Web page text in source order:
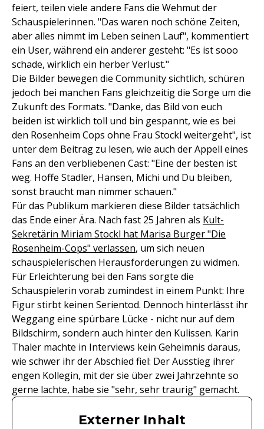
feiert, teilen viele andere Fans die Wehmut der
Schauspielerinnen. "Das waren noch schöne Zeiten,
aber alles nimmt im Leben seinen Lauf", kommentiert
ein User, während ein anderer gesteht: "Es ist sooo
schade, wirklich ein herber Verlust."
Die Bilder bewegen die Community sichtlich, schüren
jedoch bei manchen Fans gleichzeitig die Sorge um die
Zukunft des Formats. "Danke, das Bild von euch
beiden ist wirklich toll und bin gespannt, wie es bei
den Rosenheim Cops ohne Frau Stockl weitergeht", ist
unter dem Beitrag zu lesen, wie auch der Appell eines
Fans an den verbliebenen Cast: "Eine der besten ist
weg. Hoffe Stadler, Hansen, Michi und Du bleiben,
sonst braucht man nimmer schauen."
Für das Publikum markieren diese Bilder tatsächlich
das Ende einer Ära. Nach fast 25 Jahren als Kult-
Sekretärin Miriam Stockl hat Marisa Burger "Die
Rosenheim-Cops" verlassen, um sich neuen
schauspielerischen Herausforderungen zu widmen.
Für Erleichterung bei den Fans sorgte die
Schauspielerin vorab zumindest in einem Punkt: Ihre
Figur stirbt keinen Serientod. Dennoch hinterlässt ihr
Weggang eine spürbare Lücke - nicht nur auf dem
Bildschirm, sondern auch hinter den Kulissen. Karin
Thaler machte in Interviews kein Geheimnis daraus,
wie schwer ihr der Abschied fiel: Der Ausstieg ihrer
engen Kollegin, mit der sie über zwei Jahrzehnte so
gerne lachte, habe sie "sehr, sehr traurig" gemacht.
Externer Inhalt